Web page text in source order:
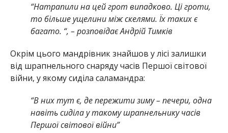
“Натрапили на цей грот випадково. Ці гроти,
то більше ущелини між скелями. Їх таких є
багато. “, – розповідає Андрій Тимків
Окрім цього мандрівник знайшов у лісі залишки
від шрапнельного снаряду часів Першої світової
війни, у якому сиділа саламандра:
“В них тут є, де пережити зиму – печери, одна
навіть сиділа у такому шрапнельнику часів
Першої світової війни”